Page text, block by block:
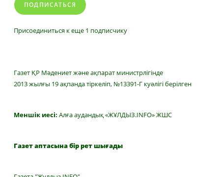
ПОДПИСАТЬСЯ
Присоединиться к еще 1 подписчику
Газет ҚР Мәдениет және ақпарат министрлігінде
2013 жылғы 19 ақпанда тіркеліп, №13391-Г куәлігі берілген
Меншік иесі: Алға аудандық «ЖҰЛДЫЗ.INFO» ЖШС
Газет аптасына бір рет шығады